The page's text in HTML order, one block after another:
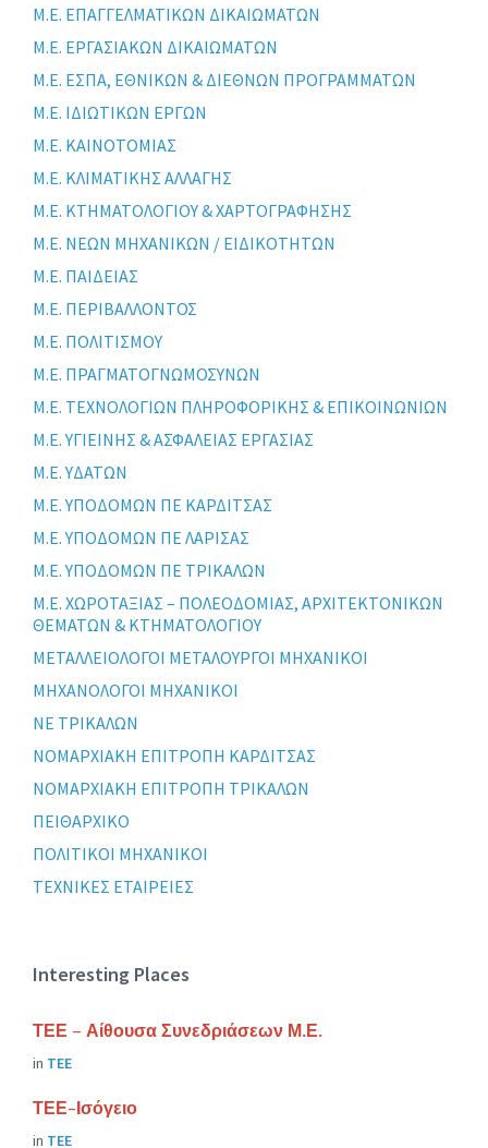
Μ.Ε. ΕΠΑΓΓΕΛΜΑΤΙΚΩΝ ΔΙΚΑΙΩΜΑΤΩΝ
Μ.Ε. ΕΡΓΑΣΙΑΚΩΝ ΔΙΚΑΙΩΜΑΤΩΝ
Μ.Ε. ΕΣΠΑ, ΕΘΝΙΚΩΝ & ΔΙΕΘΝΩΝ ΠΡΟΓΡΑΜΜΑΤΩΝ
Μ.Ε. ΙΔΙΩΤΙΚΩΝ ΕΡΓΩΝ
Μ.Ε. ΚΑΙΝΟΤΟΜΙΑΣ
Μ.Ε. ΚΛΙΜΑΤΙΚΗΣ ΑΛΛΑΓΗΣ
Μ.Ε. ΚΤΗΜΑΤΟΛΟΓΙΟΥ & ΧΑΡΤΟΓΡΑΦΗΣΗΣ
Μ.Ε. ΝΕΩΝ ΜΗΧΑΝΙΚΩΝ / ΕΙΔΙΚΟΤΗΤΩΝ
Μ.Ε. ΠΑΙΔΕΙΑΣ
Μ.Ε. ΠΕΡΙΒΑΛΛΟΝΤΟΣ
Μ.Ε. ΠΟΛΙΤΙΣΜΟΥ
Μ.Ε. ΠΡΑΓΜΑΤΟΓΝΩΜΟΣΥΝΩΝ
Μ.Ε. ΤΕΧΝΟΛΟΓΙΩΝ ΠΛΗΡΟΦΟΡΙΚΗΣ & ΕΠΙΚΟΙΝΩΝΙΩΝ
Μ.Ε. ΥΓΙΕΙΝΗΣ & ΑΣΦΑΛΕΙΑΣ ΕΡΓΑΣΙΑΣ
Μ.Ε. ΥΔΑΤΩΝ
Μ.Ε. ΥΠΟΔΟΜΩΝ ΠΕ ΚΑΡΔΙΤΣΑΣ
Μ.Ε. ΥΠΟΔΟΜΩΝ ΠΕ ΛΑΡΙΣΑΣ
Μ.Ε. ΥΠΟΔΟΜΩΝ ΠΕ ΤΡΙΚΑΛΩΝ
Μ.Ε. ΧΩΡΟΤΑΞΙΑΣ – ΠΟΛΕΟΔΟΜΙΑΣ, ΑΡΧΙΤΕΚΤΟΝΙΚΩΝ
ΘΕΜΑΤΩΝ & ΚΤΗΜΑΤΟΛΟΓΙΟΥ
ΜΕΤΑΛΛΕΙΟΛΟΓΟΙ ΜΕΤΑΛΟΥΡΓΟΙ ΜΗΧΑΝΙΚΟΙ
ΜΗΧΑΝΟΛΟΓΟΙ ΜΗΧΑΝΙΚΟΙ
ΝΕ ΤΡΙΚΑΛΩΝ
ΝΟΜΑΡΧΙΑΚΗ ΕΠΙΤΡΟΠΗ ΚΑΡΔΙΤΣΑΣ
ΝΟΜΑΡΧΙΑΚΗ ΕΠΙΤΡΟΠΗ ΤΡΙΚΑΛΩΝ
ΠΕΙΘΑΡΧΙΚΟ
ΠΟΛΙΤΙΚΟΙ ΜΗΧΑΝΙΚΟΙ
ΤΕΧΝΙΚΕΣ ΕΤΑΙΡΕΙΕΣ
Interesting Places
ΤΕΕ – Αίθουσα Συνεδριάσεων Μ.Ε.
in ΤΕΕ
ΤΕΕ-Ισόγειο
in ΤΕΕ